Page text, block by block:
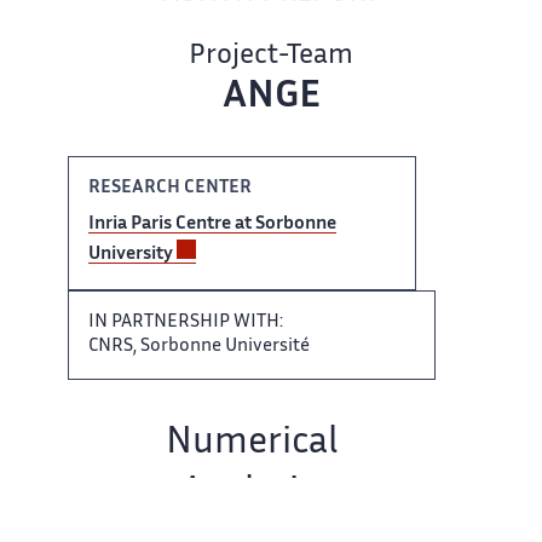
Project-Team
ANGE
RESEARCH CENTER
Inria Paris ​ Centre at Sorbonne
University​‌
IN PARTNERSHIP WITH:
CNRS,​​ Sorbonne Université
Numerical